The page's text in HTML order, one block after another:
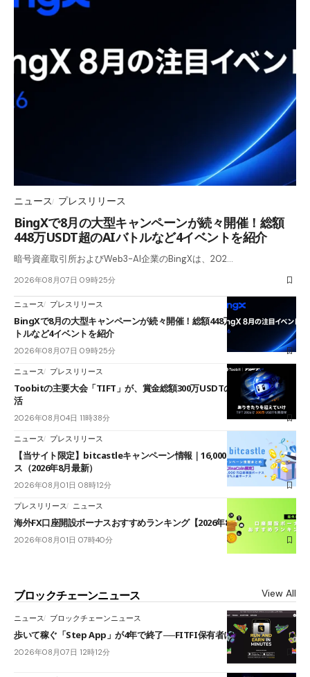
ニュース プレスリリース
BingXで8月の大型キャンペーンが続々開催！総額
448万USDT超のAIバトルなど4イベントを紹介
暗号資産取引所およびWeb3-AI企業のBingXは、202…
2026年08月07日 09時25分
ニュース プレスリリース
BingXで8月の大型キャンペーンが続々開催！総額448万USDT超のAIバ
トルなど4イベントを紹介
2026年08月07日 09時25分
ニュース プレスリリース
Toobitの主要大会「TIFT」が、賞金総額300万USDTのレースとして復
活
2026年08月04日 11時38分
ニュース プレスリリース
【当サイト限定】bitcastleキャンペーン情報｜16,000円口座開設ボーナ
ス（2026年8月最新）
2026年08月01日 08時12分
プレスリリース ニュース
海外FX口座開設ボーナスおすすめランキング【2026年8月最新】
2026年08月01日 07時40分
ブロックチェーンニュース View All
ニュース ブロックチェーンニュース
歩いて稼ぐ「Step App」が4年で終了──FITFI保有者に対応呼びかけ
2026年08月07日 12時12分